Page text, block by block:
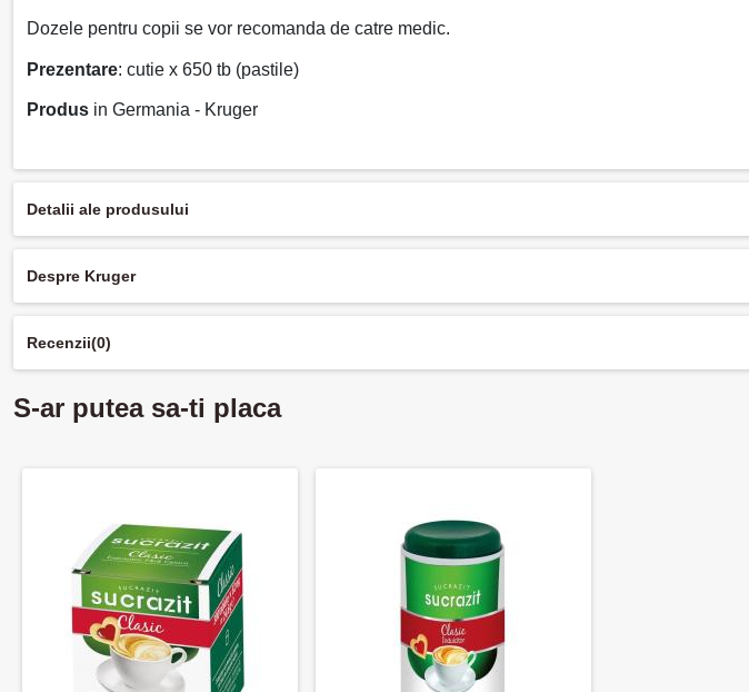
Dozele pentru copii se vor recomanda de catre medic.
Prezentare: cutie x 650 tb (pastile)
Produs in Germania - Kruger
Detalii ale produsului
Despre Kruger
Recenzii(0)
S-ar putea sa-ti placa